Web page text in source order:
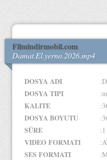
Filmindirmobil.com
Damat.El.yerno.2026.mp4
DOSYA ADI
DOSYA TIPI
KALITE
DOSYA BOYUTU
SÜRE
VIDEO FORMATI
SES FORMATI